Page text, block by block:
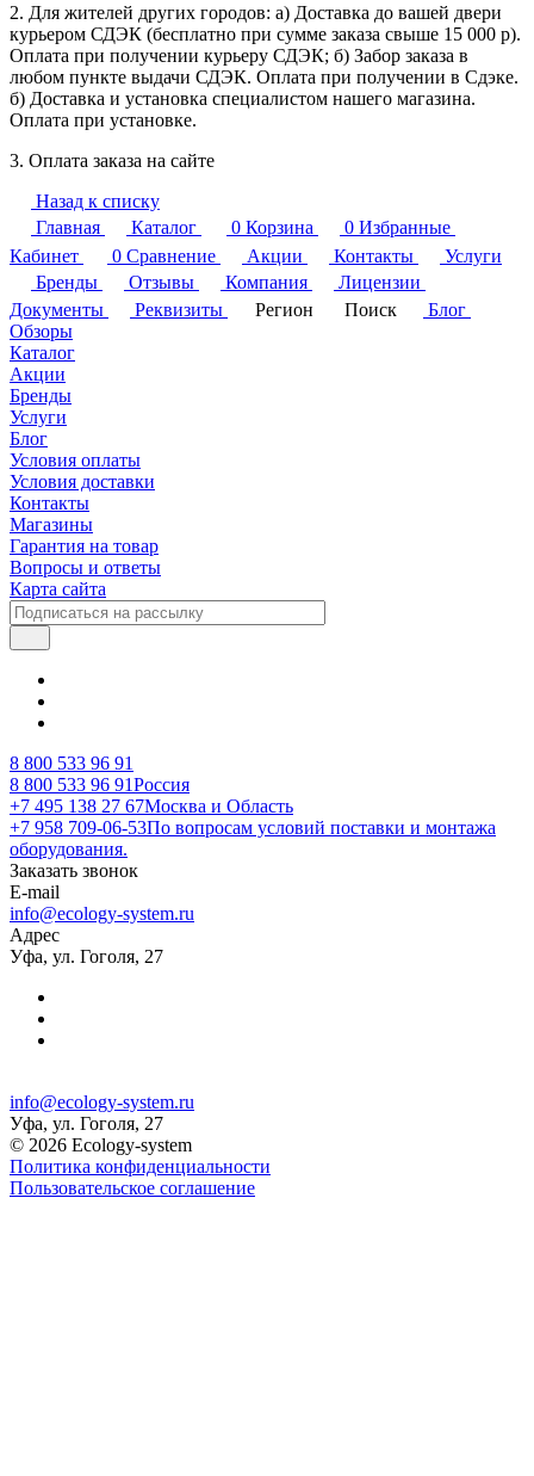
2. Для жителей других городов: а) Доставка до вашей двери
курьером СДЭК (бесплатно при сумме заказа свыше 15 000 р).
Оплата при получении курьеру СДЭК; б) Забор заказа в
любом пункте выдачи СДЭК. Оплата при получении в Сдэке.
б) Доставка и установка специалистом нашего магазина.
Оплата при установке.
3. Оплата заказа на сайте
Назад к списку
Главная
Каталог 0 Корзина 0 Избранные
Кабинет
0 Сравнение Акции Контакты
Услуги
Бренды
Отзывы Компания
Лицензии
Документы
Реквизиты Регион Поиск
Блог
Обзоры
Каталог
Акции
Бренды
Услуги
Блог
Условия оплаты
Условия доставки
Контакты
Магазины
Гарантия на товар
Вопросы и ответы
Карта сайта
8 800 533 96 91
8 800 533 96 91Россия
+7 495 138 27 67Москва и Область
+7 958 709-06-53По вопросам условий поставки и монтажа
оборудования.
Заказать звонок
E-mail
info@ecology-system.ru
Адрес
Уфа, ул. Гоголя, 27
info@ecology-system.ru
Уфа, ул. Гоголя, 27
© 2026 Ecology-system
Политика конфиденциальности
Пользовательское соглашение